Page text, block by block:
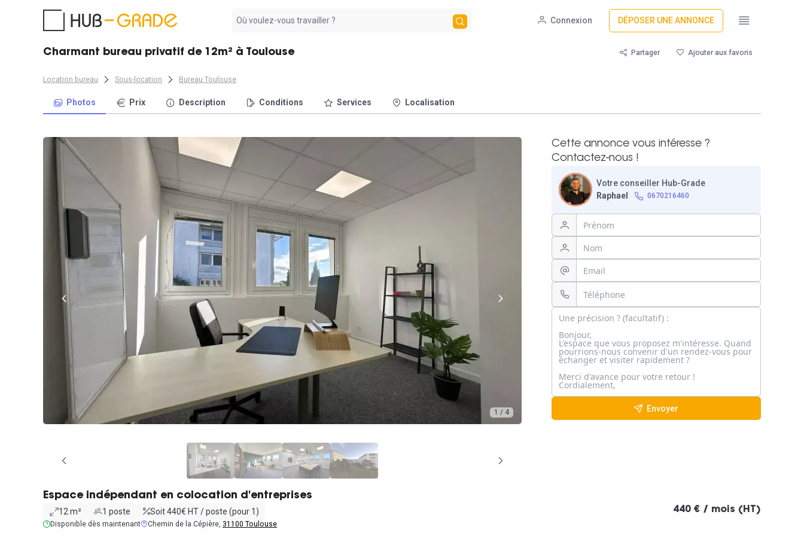
résultat
Connexion DÉPOSER UNE ANNONCE
Charmant bureau privatif de 12m² à Toulouse Partager Ajouter aux favoris
Location bureau Sous-location Bureau Toulouse
Photos Prix Description Conditions Services Localisation
1 / 4
Cette annonce vous intéresse ?
Contactez-nous !
Votre conseiller Hub-Grade
Raphael
0670216460
Envoyer
Espace indépendant en colocation d'entreprises
12 m² 1 poste Soit 440€ HT / poste (pour 1)
Disponible dès maintenant Chemin de la Cépière, 31100 Toulouse
440 € / mois (HT)